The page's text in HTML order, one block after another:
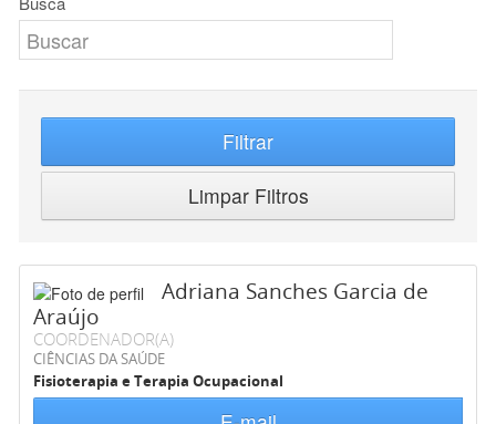
Filtrar
Limpar Filtros
Adriana Sanches Garcia de
Araújo
COORDENADOR(A)
CIÊNCIAS DA SAÚDE
Fisioterapia e Terapia Ocupacional